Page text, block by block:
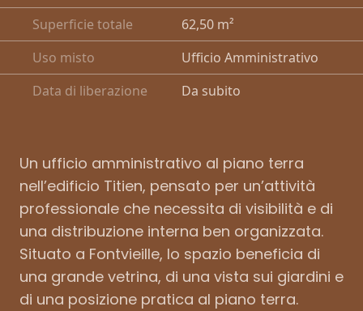
Superficie totale
62,50 m²
Uso misto
Ufficio Amministrativo
Data di liberazione
Da subito
Un ufficio amministrativo al piano terra
nell’edificio Titien, pensato per un’attività
professionale che necessita di visibilità e di
una distribuzione interna ben organizzata.
Situato a Fontvieille, lo spazio beneficia di
una grande vetrina, di una vista sui giardini e
di una posizione pratica al piano terra.